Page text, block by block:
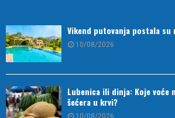
Vikend putovanja postala
10/08/2026
Lubenica ili dinja: Koje voće
šećera u krvi?
10/08/2026